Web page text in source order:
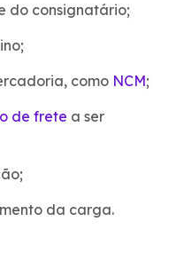
do consignatário;
como NCM;
de frete a ser
da carga.